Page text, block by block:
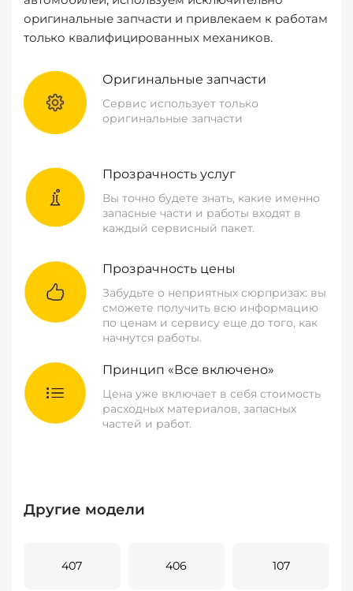
оригинальные запчасти и привлекаем к работам
только квалифицированных механиков.
Оригинальные запчасти
Сервис использует только
оригинальные запчасти
Прозрачность услуг
Вы точно будете знать, какие именно
запасные части и работы входят в
каждый сервисный пакет.
Прозрачность цены
Забудьте о неприятных сюрпризах: вы
сможете получить всю информацию
по ценам и сервису еще до того, как
начнутся работы.
Принцип «Все включено»
Цена уже включает в себя стоимость
расходных материалов, запасных
частей и работ.
Другие модели
407 406 107